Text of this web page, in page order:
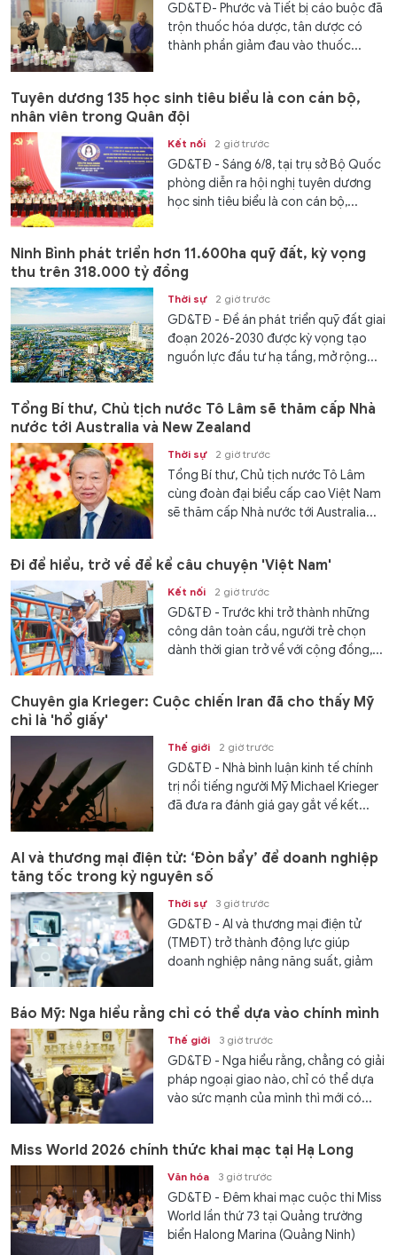
GD&TĐ- Phước và Tiết bị cáo buộc đã
trộn thuốc hóa dược, tân dược có
thành phần giảm đau vào thuốc...
Tuyên dương 135 học sinh tiêu biểu là con cán bộ,
nhân viên trong Quân đội
Kết nối 2 giờ trước
GD&TĐ - Sáng 6/8, tại trụ sở Bộ Quốc
phòng diễn ra hội nghị tuyên dương
học sinh tiêu biểu là con cán bộ,...
Ninh Bình phát triển hơn 11.600ha quỹ đất, kỳ vọng
thu trên 318.000 tỷ đồng
Thời sự 2 giờ trước
GD&TĐ - Đề án phát triển quỹ đất giai
đoạn 2026-2030 được kỳ vọng tạo
nguồn lực đầu tư hạ tầng, mở rộng...
Tổng Bí thư, Chủ tịch nước Tô Lâm sẽ thăm cấp Nhà
nước tới Australia và New Zealand
Thời sự 2 giờ trước
Tổng Bí thư, Chủ tịch nước Tô Lâm
cùng đoàn đại biểu cấp cao Việt Nam
sẽ thăm cấp Nhà nước tới Australia...
Đi để hiểu, trở về để kể câu chuyện 'Việt Nam'
Kết nối 2 giờ trước
GD&TĐ - Trước khi trở thành những
công dân toàn cầu, người trẻ chọn
dành thời gian trở về với cộng đồng,...
Chuyên gia Krieger: Cuộc chiến Iran đã cho thấy Mỹ
chỉ là 'hổ giấy'
Thế giới 2 giờ trước
GD&TĐ - Nhà bình luận kinh tế chính
trị nổi tiếng người Mỹ Michael Krieger
đã đưa ra đánh giá gay gắt về kết...
AI và thương mại điện tử: ‘Đòn bẩy’ để doanh nghiệp
tăng tốc trong kỷ nguyên số
Thời sự 3 giờ trước
GD&TĐ - AI và thương mại điện tử
(TMĐT) trở thành động lực giúp
doanh nghiệp nâng năng suất, giảm
Báo Mỹ: Nga hiểu rằng chỉ có thể dựa vào chính mình
Thế giới 3 giờ trước
GD&TĐ - Nga hiểu rằng, chẳng có giải
pháp ngoại giao nào, chỉ có thể dựa
vào sức mạnh của mình thì mới có...
Miss World 2026 chính thức khai mạc tại Hạ Long
Văn hóa 3 giờ trước
GD&TĐ - Đêm khai mạc cuộc thi Miss
World lần thứ 73 tại Quảng trường
biển Halong Marina (Quảng Ninh)